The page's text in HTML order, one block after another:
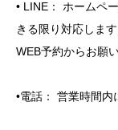
• LINE： ホームペ
きる限り対応しま
WEB予約からお願
•電話： 営業時間内